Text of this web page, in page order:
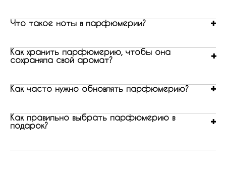
Что такое ноты в парфюмерии?
Как хранить парфюмерию, чтобы она
сохраняла свой аромат?
Как часто нужно обновлять парфюмерию?
Как правильно выбрать парфюмерию в
подарок?